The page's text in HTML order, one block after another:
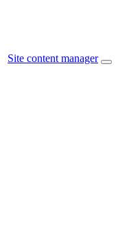
Site content manager